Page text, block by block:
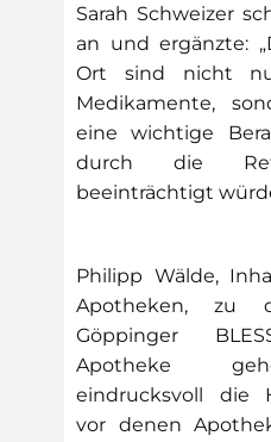
Sarah Schweizer
an und ergänzte:
Ort sind nicht
Medikamente,
eine wichtige
durch die
beeinträchtigt
Philipp Wälde,
Apotheken, zu
Göppinger
Apotheke
eindrucksvoll die
vor denen